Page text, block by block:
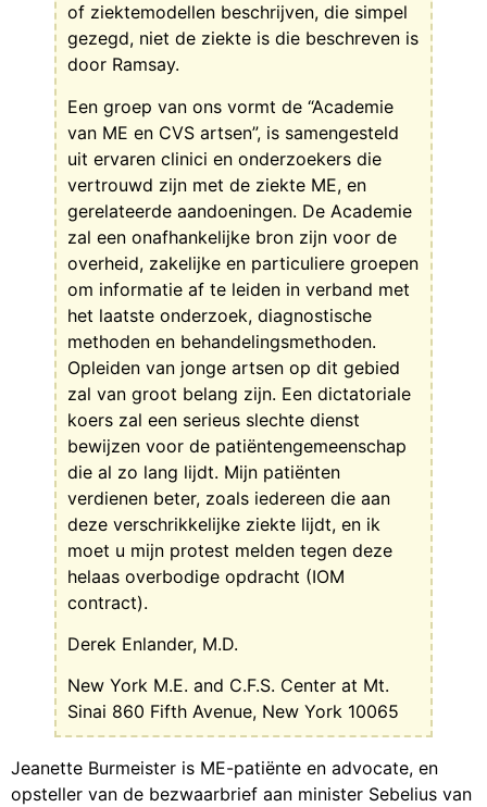
of ziektemodellen beschrijven, die simpel
gezegd, niet de ziekte is die beschreven is
door Ramsay.
Een groep van ons vormt de “Academie
van ME en CVS artsen”, is samengesteld
uit ervaren clinici en onderzoekers die
vertrouwd zijn met de ziekte ME, en
gerelateerde aandoeningen. De Academie
zal een onafhankelijke bron zijn voor de
overheid, zakelijke en particuliere groepen
om informatie af te leiden in verband met
het laatste onderzoek, diagnostische
methoden en behandelingsmethoden.
Opleiden van jonge artsen op dit gebied
zal van groot belang zijn. Een dictatoriale
koers zal een serieus slechte dienst
bewijzen voor de patiëntengemeenschap
die al zo lang lijdt. Mijn patiënten
verdienen beter, zoals iedereen die aan
deze verschrikkelijke ziekte lijdt, en ik
moet u mijn protest melden tegen deze
helaas overbodige opdracht (IOM
contract).
Derek Enlander, M.D.
New York M.E. and C.F.S. Center at Mt.
Sinai 860 Fifth Avenue, New York 10065
Jeanette Burmeister is ME-patiënte en advocate, en
opsteller van de bezwaarbrief aan minister Sebelius van